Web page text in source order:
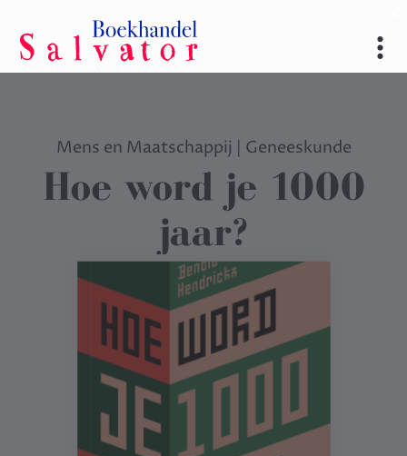
Mens en Maatschappij | Geneeskunde
Hoe word je 1000
jaar?